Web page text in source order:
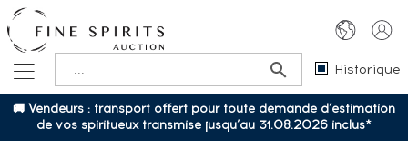
Historique
🚚 Vendeurs : transport offert pour toute demande d’estimation
de vos spiritueux transmise jusqu’au 31.08.2026 inclus*